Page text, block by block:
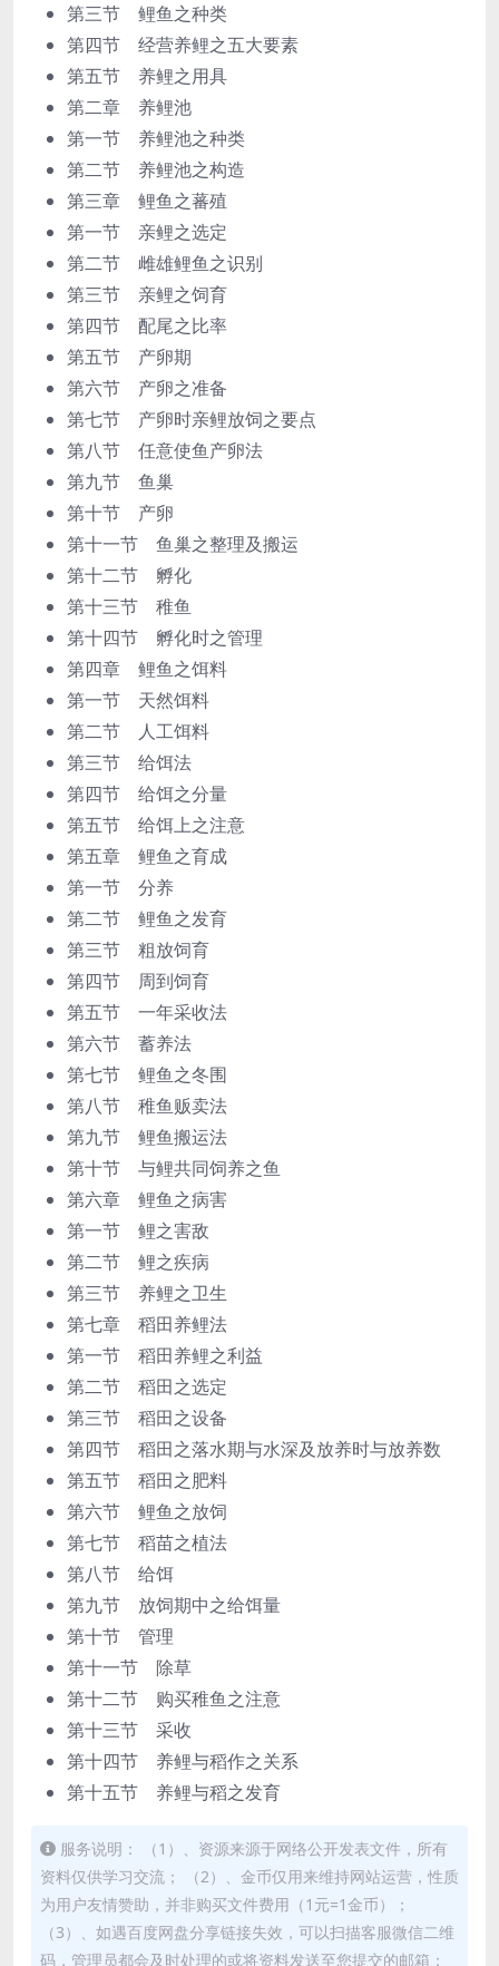
第三节 鲤鱼之种类
第四节 经营养鲤之五大要素
第五节 养鲤之用具
第二章 养鲤池
第一节 养鲤池之种类
第二节 养鲤池之构造
第三章 鲤鱼之蕃殖
第一节 亲鲤之选定
第二节 雌雄鲤鱼之识别
第三节 亲鲤之饲育
第四节 配尾之比率
第五节 产卵期
第六节 产卵之准备
第七节 产卵时亲鲤放饲之要点
第八节 任意使鱼产卵法
第九节 鱼巢
第十节 产卵
第十一节 鱼巢之整理及搬运
第十二节 孵化
第十三节 稚鱼
第十四节 孵化时之管理
第四章 鲤鱼之饵料
第一节 天然饵料
第二节 人工饵料
第三节 给饵法
第四节 给饵之分量
第五节 给饵上之注意
第五章 鲤鱼之育成
第一节 分养
第二节 鲤鱼之发育
第三节 粗放饲育
第四节 周到饲育
第五节 一年采收法
第六节 蓄养法
第七节 鲤鱼之冬围
第八节 稚鱼贩卖法
第九节 鲤鱼搬运法
第十节 与鲤共同饲养之鱼
第六章 鲤鱼之病害
第一节 鲤之害敌
第二节 鲤之疾病
第三节 养鲤之卫生
第七章 稻田养鲤法
第一节 稻田养鲤之利益
第二节 稻田之选定
第三节 稻田之设备
第四节 稻田之落水期与水深及放养时与放养数
第五节 稻田之肥料
第六节 鲤鱼之放饲
第七节 稻苗之植法
第八节 给饵
第九节 放饲期中之给饵量
第十节 管理
第十一节 除草
第十二节 购买稚鱼之注意
第十三节 采收
第十四节 养鲤与稻作之关系
第十五节 养鲤与稻之发育
服务说明： （1）、资源来源于网络公开发表文件，所有
资料仅供学习交流； （2）、金币仅用来维持网站运营，性质
为用户友情赞助，并非购买文件费用（1元=1金币）；
（3）、如遇百度网盘分享链接失效，可以扫描客服微信二维
码，管理员都会及时处理的或将资料发送至您提交的邮箱；